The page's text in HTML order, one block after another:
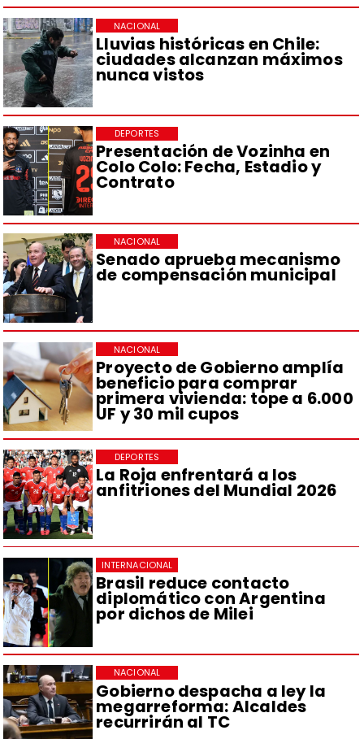
Lluvias históricas en Chile:
ciudades alcanzan máximos
nunca vistos
NACIONAL
Presentación de Vozinha en
Colo Colo: Fecha, Estadio y
Contrato
DEPORTES
Senado aprueba mecanismo
de compensación municipal
NACIONAL
Proyecto de Gobierno amplía
beneficio para comprar
primera vivienda: tope a 6.000
UF y 30 mil cupos
NACIONAL
La Roja enfrentará a los
anfitriones del Mundial 2026
DEPORTES
Brasil reduce contacto
diplomático con Argentina
por dichos de Milei
INTERNACIONAL
Gobierno despacha a ley la
megarreforma: Alcaldes
recurrirán al TC
NACIONAL